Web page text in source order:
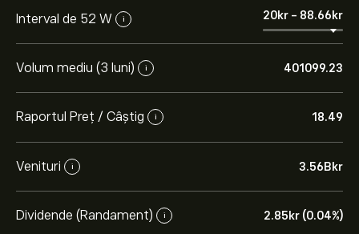
Interval de 52 W i 20‎kr‎ - 88.66‎kr‎
Volum mediu (3 luni) i 401099.23
Raportul Preț / Câștig i 18.49
Venituri i 3.56B‎kr‎
Dividende (Randament) i 2.85‎kr‎ (0.04%)